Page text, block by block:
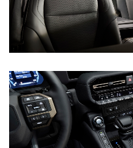
Vanaf € 89.986,-